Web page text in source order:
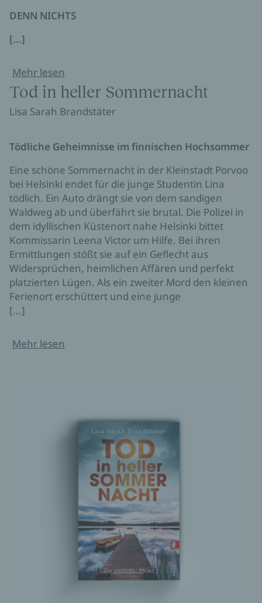
DENN NICHTS
[...]
Mehr lesen
Tod in heller Sommernacht
Lisa Sarah Brandstäter
Tödliche Geheimnisse im finnischen Hochsommer
Eine schöne Sommernacht in der Kleinstadt Porvoo
bei Helsinki endet für die junge Studentin Lina
tödlich. Ein Auto drängt sie von dem sandigen
Waldweg ab und überfährt sie brutal. Die Polizei in
dem idyllischen Küstenort nahe Helsinki bittet
Kommissarin Leena Victor um Hilfe. Bei ihren
Ermittlungen stößt sie auf ein Geflecht aus
Widersprüchen, heimlichen Affären und perfekt
platzierten Lügen. Als ein zweiter Mord den kleinen
Ferienort erschüttert und eine junge
[...]
Mehr lesen